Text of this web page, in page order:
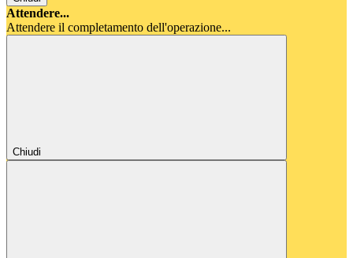
Attendere...
Attendere il completamento dell'operazione...
Chiudi